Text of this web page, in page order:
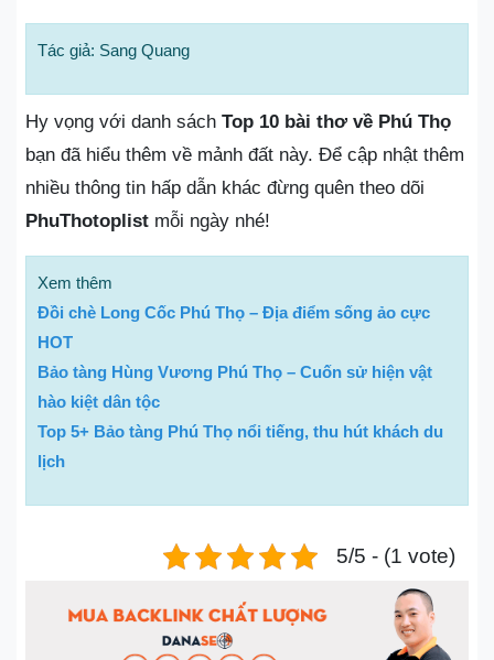
Tác giả: Sang Quang
Hy vọng với danh sách Top 10 bài thơ về Phú Thọ
bạn đã hiểu thêm về mảnh đất này. Để cập nhật thêm
nhiều thông tin hấp dẫn khác đừng quên theo dõi
PhuThotoplist mỗi ngày nhé!
Xem thêm
Đồi chè Long Cốc Phú Thọ – Địa điểm sống ảo cực
HOT
Bảo tàng Hùng Vương Phú Thọ – Cuốn sử hiện vật
hào kiệt dân tộc
Top 5+ Bảo tàng Phú Thọ nổi tiếng, thu hút khách du
lịch
5/5 - (1 vote)